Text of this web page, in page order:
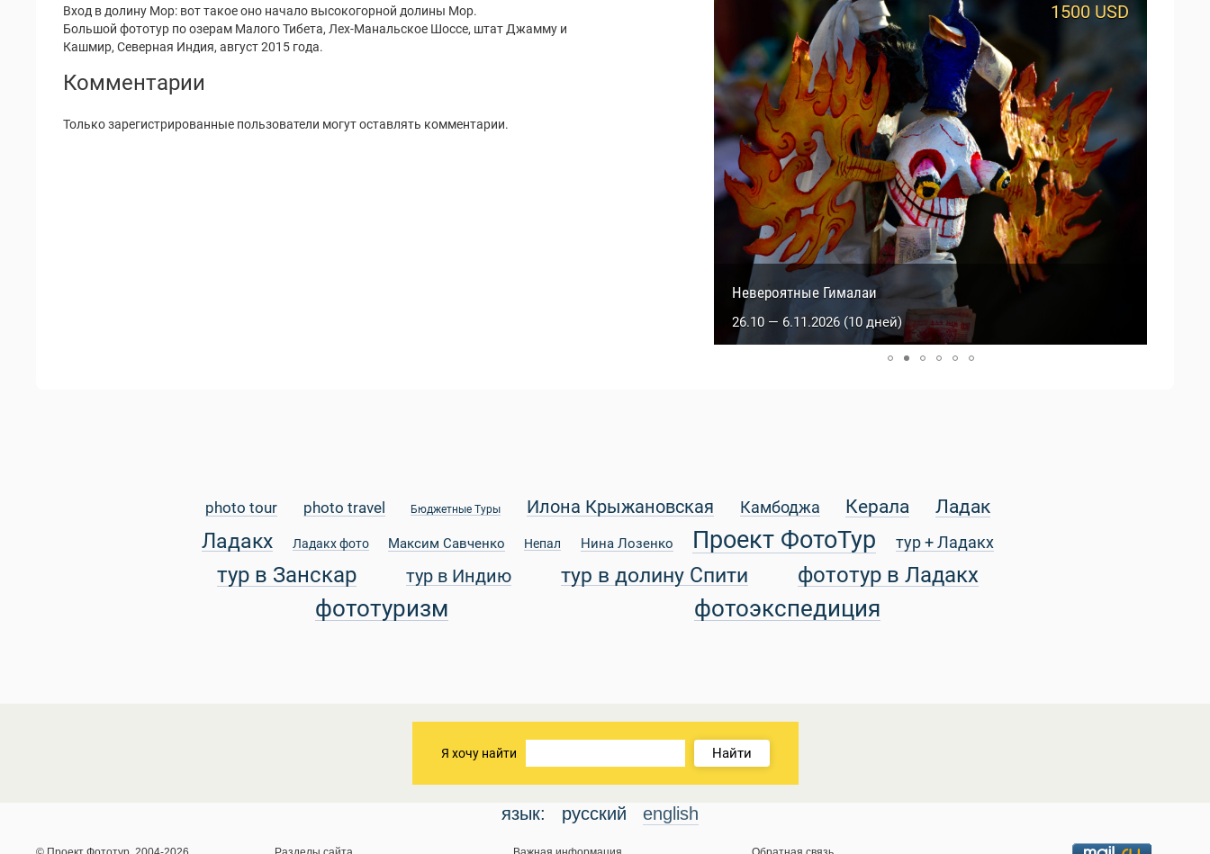
Вход в долину Мор: вот такое оно начало высокогорной долины Мор.
Большой фототур по озерам Малого Тибета, Лех-Манальское Шоссе, штат Джамму и
Кашмир, Северная Индия, август 2015 года.
Комментарии
Только зарегистрированные пользователи могут оставлять комментарии.
Сакральный Тибет
5.10 — 14.10.2026 (9 дней)
950 USD
Невероятные Гималаи
26.10 — 6.11.2026 (10 дней)
1500 USD
photo tour photo travel Бюджетные Туры Илона Крыжановская Камбоджа Керала Ладак
Ладакх Ладакх фото Максим Савченко Непал Нина Лозенко Проект ФотоТур тур + Ладакх
тур в Занскар тур в Индию тур в долину Спити фототур в Ладакх
фототуризм фотоэкспедиция
Я хочу найти Найти
язык: русский english